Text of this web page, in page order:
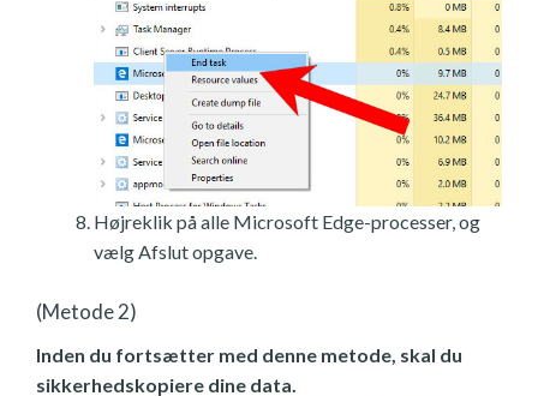
Højreklik på alle Microsoft Edge-processer, og
vælg Afslut opgave.
(Metode 2)
Inden du fortsætter med denne metode, skal du
sikkerhedskopiere dine data.